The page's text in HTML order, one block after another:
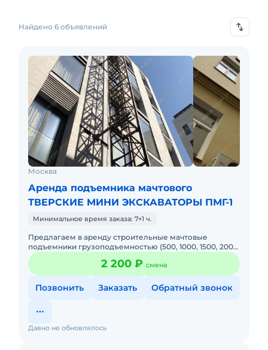
Найдено 6 объявлений
Москва
Аренда подъемника мачтового
ТВЕРСКИЕ МИНИ ЭКСКАВАТОРЫ ПМГ-1
Минимальное время заказа: 7+1 ч.
Предлагаем в аренду строительные мачтовые
подъемники грузоподъемностью (500, 1000, 1500, 2000
кг), а также их обслуживание и монтаж под ключ.
Осуществляем монт2 200 ₽ смена
Позвонить Заказать Обратный звонок
Давно не обновлялось